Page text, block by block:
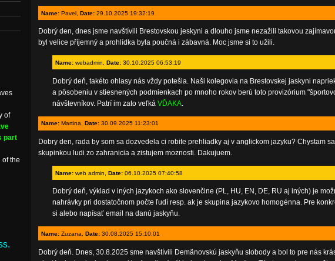
Name:Pavel, Date:29.10.2025 19:32:19
Dobrý den, dnes jsme navštívili Brestovskou jeskyni a dlouho jsme nezažili takovou
byl velice příjemný a prohlídka byla poučná i zábavná. Moc jsme si to užili.
Name:webadmin, Date:30.10.2025 06:53:19
Dobrý deň, takéto ohlasy nás vždy potešia. Naši kolegovia na Brestovskej jaskyni
a pôsobeniu v stiesnených podmienkach po mnoho rokov berú toto provizórium
návštevníkov. Patrí im zato veľká VĎAKA.
Name:Martina, Date:30.09.2025 11:23:01
Dobry den, rada by som sa dozvedela ci robite prehliadky aj v anglickom jazyku? Chystam
skupinkou ludi zo zahranicia a zistujem moznosti. Dakujuem.
Name:web admin, Date:06.10.2025 07:40:58
Dobrý deň, výklad v iných jazykoch ako slovenčine (PL, HU, EN, DE, RU aj iných) je
nahrávky pri dostatočnom počte ľudí resp. ak je skupina jazykovo homogénna. Pre
si alebo napísať email na danú jaskyňu.
Name:Zuzana, Date:30.08.2025 15:10:01
Dobrý deň. Dnes, 30.8.2025 sme navštívili Demänovskú jaskyňu slobody a bol to pre nás
of
part
of the